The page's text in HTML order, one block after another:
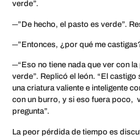
verde”.
─”De hecho, el pasto es verde”.
─”Entonces, ¿por qué me
─“Eso no tiene nada que ver con
verde”. Replicó el león. “El
una criatura valiente e inteligente
con un burro, y si eso fuera poco,
pregunta”.
La peor pérdida de tiempo es